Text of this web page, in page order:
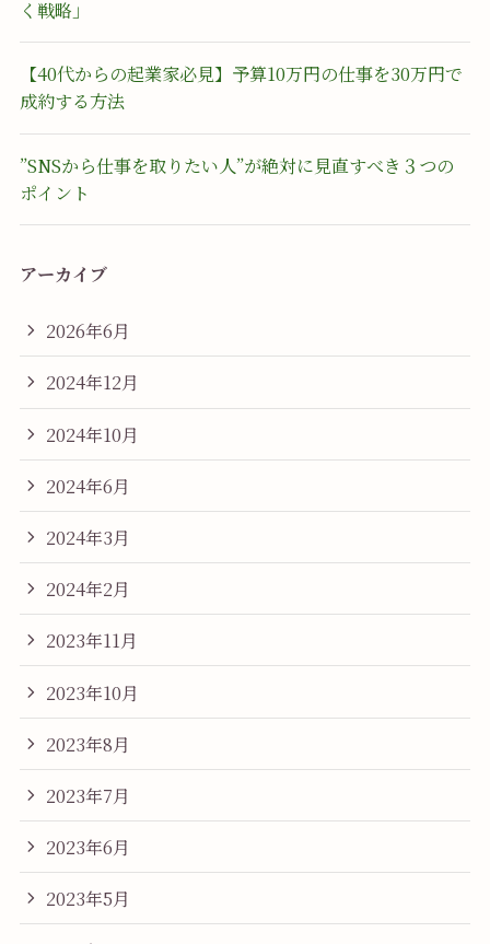
く戦略」
【40代からの起業家必見】予算10万円の仕事を30万円で
成約する方法
”SNSから仕事を取りたい人”が絶対に見直すべき３つの
ポイント
アーカイブ
2026年6月
2024年12月
2024年10月
2024年6月
2024年3月
2024年2月
2023年11月
2023年10月
2023年8月
2023年7月
2023年6月
2023年5月